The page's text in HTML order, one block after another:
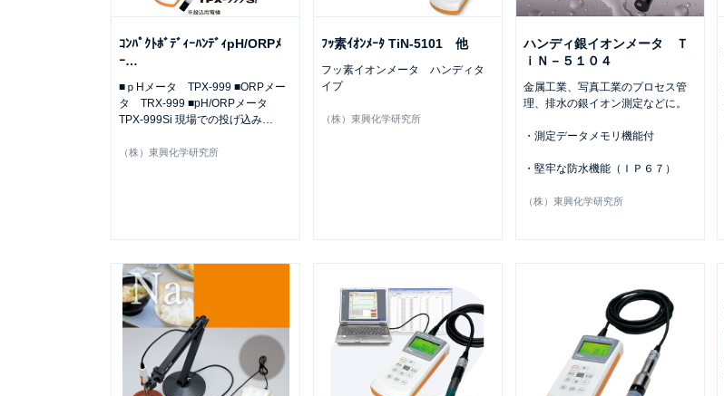
ｺﾝﾊﾟｸﾄﾎﾞﾃﾞｨｰﾊﾝﾃﾞｨpH/ORPﾒ
ｰ…
■ｐHメータ TPX-999 ■ORPメー
タ TRX-999 ■pH/ORPメータ
TPX-999Si 現場での投げ込み…
（株）東興化学研究所
ﾌｯ素ｲｵﾝﾒｰﾀ TiN-5101 他
フッ素イオンメータ ハンディタ
イプ
（株）東興化学研究所
ハンディ銀イオンメータ Ｔ
ｉＮ－５１０４
金属工業、写真工業のプロセス管
理、排水の銀イオン測定などに。
・測定データメモリ機能付
・堅牢な防水機能（ＩＰ６７）
（株）東興化学研究所